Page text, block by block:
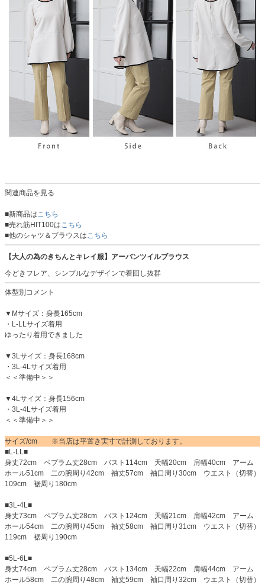
関連商品を見る
■新商品は こちら
■売れ筋HIT100は こちら
■他のシャツ＆ブラウスは こちら
【大人の為のきちんとキレイ服】アーバンツイルブラウス
今どきフレア、シンプルなデザインで着回し抜群
体型別コメント
▼Mサイズ：身長165cm
・L-LLサイズ着用
ゆったり着用できました
▼3Lサイズ：身長168cm
・3L-4Lサイズ着用
＜＜準備中＞＞
▼4Lサイズ：身長156cm
・3L-4Lサイズ着用
＜＜準備中＞＞
サイズ/cm ※当店は平置き実寸で計測しております。
■L-LL■
身丈72cm ペプラム丈28cm バスト114cm 天幅20cm 肩幅40cm アーム
ホール51cm 二の腕周り42cm 袖丈57cm 袖口周り30cm ウエスト（切替）
109cm 裾周り180cm
■3L-4L■
身丈73cm ペプラム丈28cm バスト124cm 天幅21cm 肩幅42cm アーム
ホール54cm 二の腕周り45cm 袖丈58cm 袖口周り31cm ウエスト（切替）
119cm 裾周り190cm
■5L-6L■
身丈74cm ペプラム丈28cm バスト134cm 天幅22cm 肩幅44cm アーム
ホール58cm 二の腕周り48cm 袖丈59cm 袖口周り32cm ウエスト（切替）